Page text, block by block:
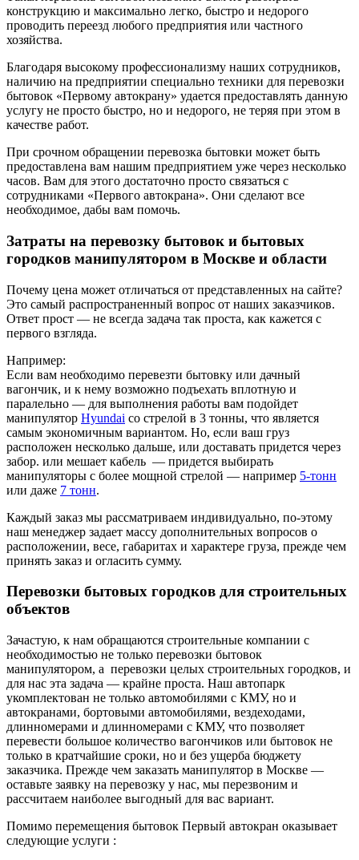
конструкцию и максимально легко, быстро и недорого
проводить переезд любого предприятия или частного
хозяйства.
Благодаря высокому профессионализму наших сотрудников,
наличию на предприятии специально техники для перевозки
бытовок «Первому автокрану» удается предоставлять данную
услугу не просто быстро, но и недорого, не теряя при этом в
качестве работ.
При срочном обращении перевозка бытовки может быть
предоставлена вам нашим предприятием уже через несколько
часов. Вам для этого достаточно просто связаться с
сотрудниками «Первого автокрана». Они сделают все
необходимое, дабы вам помочь.
Затраты на перевозку бытовок и бытовых
городков манипулятором в Москве и области
Почему цена может отличаться от представленных на сайте?
Это самый распространенный вопрос от наших заказчиков.
Ответ прост — не всегда задача так проста, как кажется с
первого взгляда.
Например:
Если вам необходимо перевезти бытовку или дачный
вагончик, и к нему возможно подъехать вплотную и
паралельно — для выполнения работы вам подойдет
манипулятор Hyundai со стрелой в 3 тонны, что является
самым экономичным вариантом. Но, если ваш груз
расположен несколько дальше, или доставать придется через
забор. или мешает кабель — придется выбирать
манипуляторы с более мощной стрелой — например 5-тонн
или даже 7 тонн.
Каждый заказ мы рассматриваем индивидуально, по-этому
наш менеджер задает массу дополнительных вопросов о
расположении, весе, габаритах и характере груза, прежде чем
принять заказ и огласить сумму.
Перевозки бытовых городков для строительных
объектов
Зачастую, к нам обращаются строительные компании с
необходимостью не только перевозки бытовок
манипулятором, а перевозки целых строительных городков, и
для нас эта задача — крайне проста. Наш автопарк
укомплектован не только автомобилями с КМУ, но и
автокранами, бортовыми автомобилями, вездеходами,
длинномерами и длинномерами с КМУ, что позволяет
перевести большое количество вагончиков или бытовок не
только в кратчайшие сроки, но и без ущерба бюджету
заказчика. Прежде чем заказать манипулятор в Москве —
оставьте заявку на перевозку у нас, мы перезвоним и
рассчитаем наиболее выгодный для вас вариант.
Помимо перемещения бытовок Первый автокран оказывает
следующие услуги :